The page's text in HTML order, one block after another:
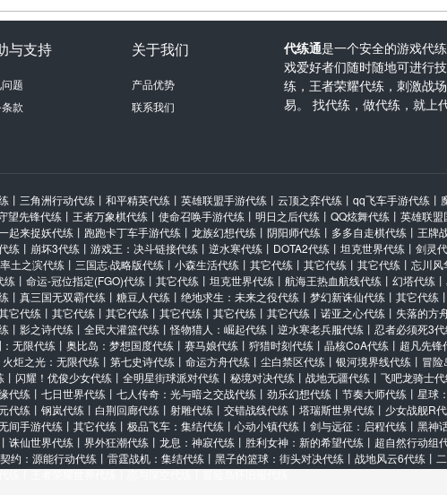
矿4小时
24
720
与支持
题
款
关于我们
产品优势
联系我们
代练通是一个安全的游戏代
戏爱好者们随时随地可进行
练，王者荣耀代练，刺激战
易。 找代练，做代练，就上
丨 三角洲行动代练 丨 和平精英代练 丨 英雄联盟手游代练 丨 云顶之弈代练 丨 qq飞车手游代练 丨
望先锋代练 丨 王者万象棋代练 丨 使命召唤手游代练 丨 明日之后代练 丨 QQ炫舞代练 丨 英雄联盟
起来捉妖代练 丨 跑跑卡丁车手游代练 丨 龙族幻想代练 丨 阴阳师代练 丨 多多自走棋代练 丨 王牌
练 丨 崩坏3代练 丨 游戏王：决斗链接代练 丨 逆水寒代练 丨 DOTA2代练 丨 坦克世界代练 丨 剑灵
率土之滨代练 丨 三国志·战略版代练 丨 小森生活代练 丨 其它代练 丨 其它代练 丨 其它代练 丨 忘川风
练 丨 命运-冠位指定(FGO)代练 丨 其它代练 丨 坦克世界代练 丨 航海王热血航线代练 丨 幻塔代练 丨
丨 真三国无双霸代练 丨 糖豆人代练 丨 绝地求生：未来之役代练 丨 梦幻新诛仙代练 丨 其它代练 丨
它代练 丨 其它代练 丨 其它代练 丨 其它代练 丨 其它代练 丨 其它代练 丨 诺亚之心代练 丨 失落的方
丨 影之诗代练 丨 全民大灌篮代练 丨怪物猎人：崛起代练 丨 逆水寒老兵服代练 丨 忍者必须死3代
无限代练 丨 奥比岛：梦想国度代练 丨 赛马娘代练 丨 狩猎时刻代练 丨 晶核CoA代练 丨 超凡先锋
火炬之光：无限代练 丨 第七史诗代练 丨 命运方舟代练 丨 尘白禁区代练 丨 银河境界线代练 丨 冒险
丨 闪耀！优俊少女代练 丨 全明星街球派对代练 丨 秘境对决代练 丨 战地无疆代练 丨 飞吧龙骑士代
代练 丨 七日世界代练 丨 七人传奇：光与暗之交战代练 丨 劲乐幻想代练 丨 节奏大师代练 丨 星球
代练 丨 钢岚代练 丨 白荆回廊代练 丨 射雕代练 丨 交错战线代练 丨 塔瑞斯世界代练 丨 少女战舰R
间手游代练 丨 其它代练 丨 极品飞车：集结代练 丨 心动小镇代练 丨 剑与远征：启程代练 丨 黑神
丨 诛仙世界代练 丨 界外狂潮代练 丨 龙息：神寂代练 丨 胜利女神：新的希望代练 丨 超自然行动组
约：源能行动代练 丨 雷霆战机：集结代练 丨 黑子的篮球：街头对决代练 丨 战地风云6代练 丨
练丨王者荣耀世界代练丨恋与深空代练丨冒险岛怀旧服代练